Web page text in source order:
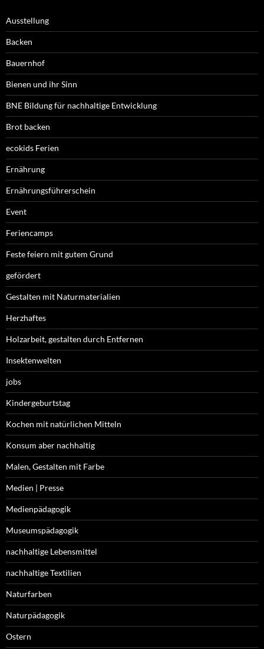
Ausstellung
Backen
Bauernhof
Bienen und ihr Sinn
BNE Bildung für nachhaltige Entwicklung
Brot backen
ecokids Ferien
Ernährung
Ernährungsführerschein
Event
Feriencamps
Feste feiern mit gutem Grund
gefördert
Gestalten mit Naturmaterialien
Herzhaftes
Holzarbeit, gestalten durch Entfernen
Insektenwelten
jobs
Kindergeburtstag
Kochen mit natürlichen Mitteln
Konsum aber nachhaltig
Malen, Gestalten mit Farbe
Medien | Presse
Medienpädagogik
Museumspädagogik
nachhaltige Lebensmittel
nachhaltige Textilien
Naturfarben
Naturpädagogik
Ostern